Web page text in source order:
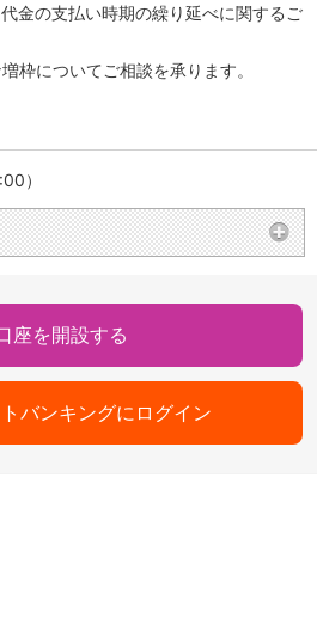
金の支払い時期の繰り延べに関するご
枠についてご相談を承ります。
）
座を開設する
バンキングにログイン